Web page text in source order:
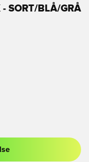
- SORT/BLÅ/GRÅ
dig som medlem